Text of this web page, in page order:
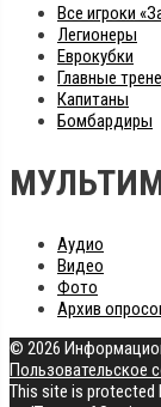
Все игроки
Легионеры
Еврокубки
Главные
Капитаны
Бомбардиры
Аудио
Видео
Фото
Архив
© 2026
Пользовательское
This site is protected